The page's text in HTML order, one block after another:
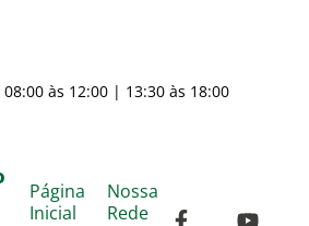
às 12:00 | 13:30 às 18:00
Página
Inicial
Nossa
Rede